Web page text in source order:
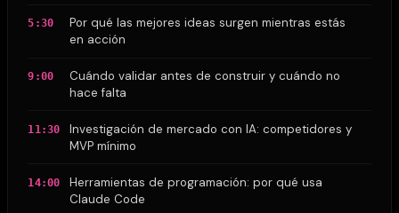
5:30
Por qué las mejores ideas surgen mientras estás
en acción
9:00
Cuándo validar antes de construir y cuándo no
hace falta
11:30
Investigación de mercado con IA: competidores y
MVP mínimo
14:00
Herramientas de programación: por qué usa
Claude Code